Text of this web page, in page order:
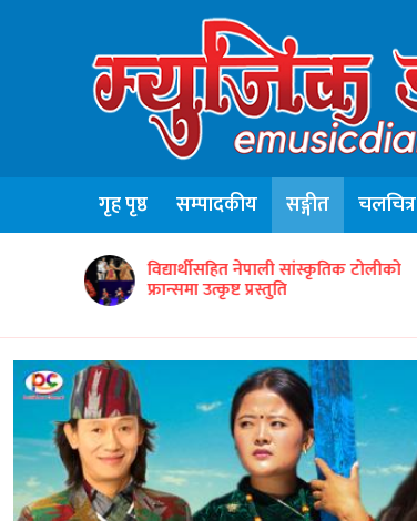
गृह पृष्ठ सम्पादकीय सङ्गीत चलचित्र
एभरग्रिन वर्ल्ड वाइड इन्टरटेन्मेन्टद्वारा ५०
जना सम्मानित